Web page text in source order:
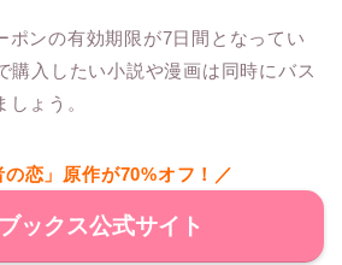
ポンの有効期限が7日間となってい
購入したい小説や漫画は同時にバス
ょう。
の恋」原作が70%オフ！／
ックス公式サイト